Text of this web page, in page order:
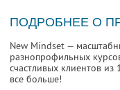
ПОДРОБНЕЕ О
New Mindset —
разнопрофильных
счастливых клиентов из
все больше!